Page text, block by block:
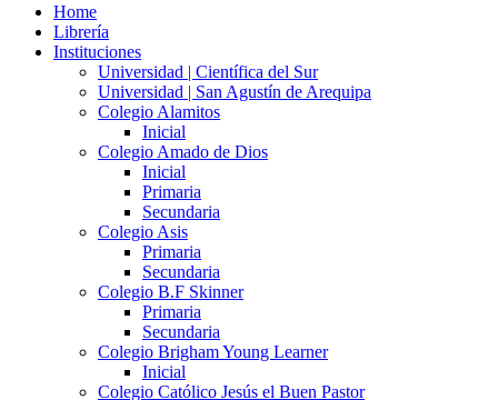
Home
Librería
Instituciones
Universidad | Científica del Sur
Universidad | San Agustín de Arequipa
Colegio Alamitos
Inicial
Colegio Amado de Dios
Inicial
Primaria
Secundaria
Colegio Asis
Primaria
Secundaria
Colegio B.F Skinner
Primaria
Secundaria
Colegio Brigham Young Learner
Inicial
Colegio Católico Jesús el Buen Pastor